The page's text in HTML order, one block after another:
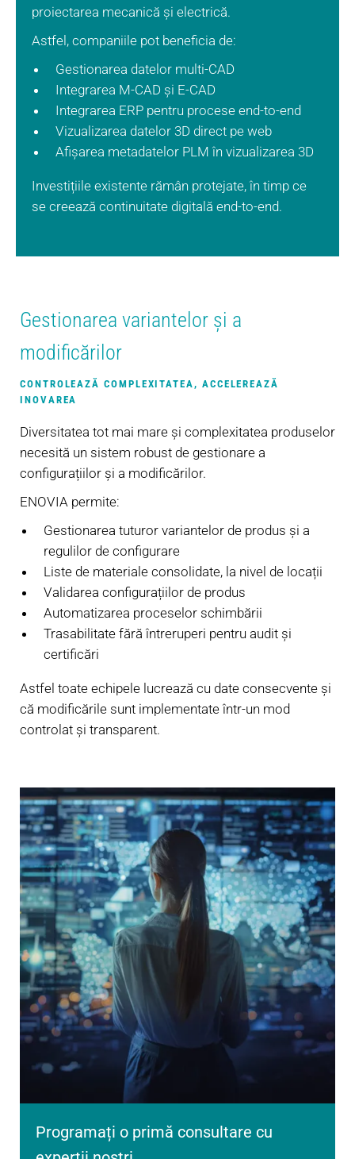
proiectarea mecanică și electrică.
Astfel, companiile pot beneficia de:
Gestionarea datelor multi-CAD
Integrarea M-CAD și E-CAD
Integrarea ERP pentru procese end-to-end
Vizualizarea datelor 3D direct pe web
Afișarea metadatelor PLM în vizualizarea 3D
Investițiile existente rămân protejate, în timp ce
se creează continuitate digitală end-to-end.
Gestionarea variantelor și a
modificărilor
CONTROLEAZĂ COMPLEXITATEA, ACCELEREAZĂ
INOVAREA
Diversitatea tot mai mare și complexitatea produselor
necesită un sistem robust de gestionare a
configurațiilor și a modificărilor.
ENOVIA permite:
Gestionarea tuturor variantelor de produs și a
regulilor de configurare
Liste de materiale consolidate, la nivel de locații
Validarea configurațiilor de produs
Automatizarea proceselor schimbării
Trasabilitate fără întreruperi pentru audit și
certificări
Astfel toate echipele lucrează cu date consecvente și
că modificările sunt implementate într-un mod
controlat și transparent.
Programați o primă consultare cu